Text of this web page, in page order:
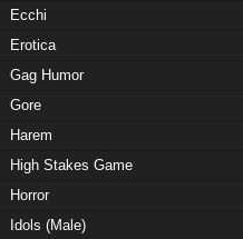
Ecchi
Erotica
Gag Humor
Gore
Harem
High Stakes Game
Horror
Idols (Male)